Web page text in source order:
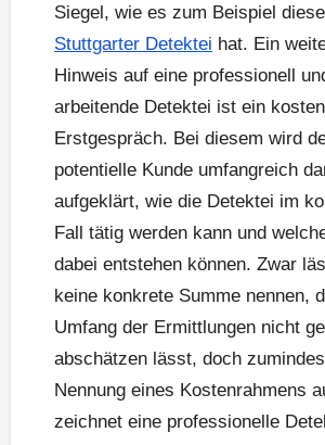
Siegel, wie es zum Beispiel diese
Stuttgarter Detektei hat. Ein
Hinweis auf eine professionell
arbeitende Detektei ist ein
Erstgespräch. Bei diesem wird
potentielle Kunde umfangreich
aufgeklärt, wie die Detektei im
Fall tätig werden kann und
dabei entstehen können. Zwar
keine konkrete Summe nennen,
Umfang der Ermittlungen nicht
abschätzen lässt, doch
Nennung eines Kostenrahmens
zeichnet eine professionelle